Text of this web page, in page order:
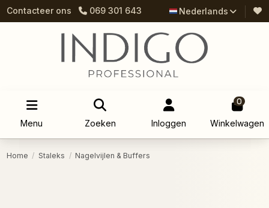
Contacteer ons 069 301 643 Nederlands
Menu Zoeken Inloggen
0
Winkelwagen
Home Staleks Nagelvijlen & Buffers